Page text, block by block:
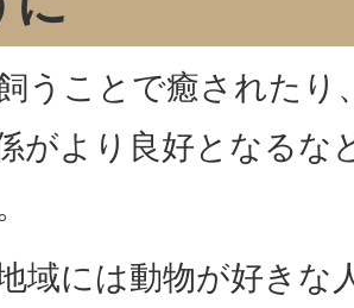
うことで癒されたり
がより良好となるな
域には動物が好きな